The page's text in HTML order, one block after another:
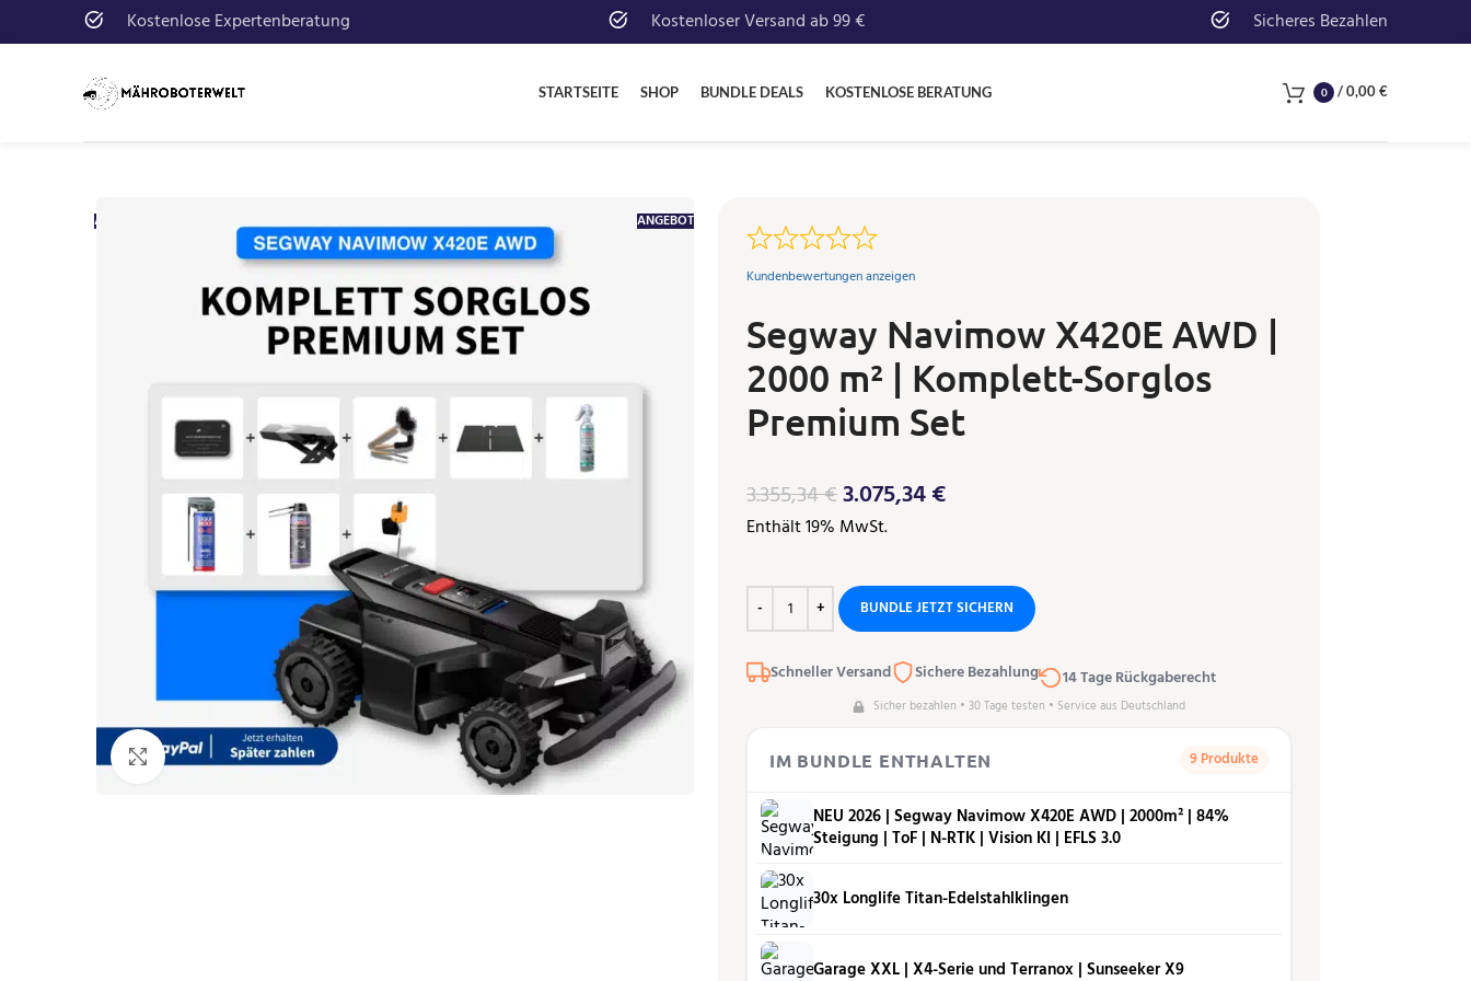
Kostenlose Expertenberatung Kostenloser Versand ab 99 € Sicheres Bezahlen
STARTSEITE SHOP BUNDLE DEALS KOSTENLOSE BERATUNG 0 /0,00€
ANGEBOT ANGEBOT
Klicken zum Vergrößern
Kundenbewertungen anzeigen
Segway Navimow X420E AWD |
2000 m² | Komplett-Sorglos
Premium Set
3.355,34€3.075,34€
Enthält 19% MwSt.
BUNDLE JETZT SICHERN
Schneller Versand Sichere Bezahlung 14 Tage Rückgaberecht
Sicher bezahlen • 30 Tage testen • Service aus Deutschland
IM BUNDLE ENTHALTEN 9 Produkte
NEU 2026 | Segway Navimow X420E AWD | 2000m² | 84%
Steigung | ToF | N-RTK | Vision KI | EFLS 3.0
30x Longlife Titan-Edelstahlklingen
Garage XXL | X4-Serie und Terranox | Sunseeker X9